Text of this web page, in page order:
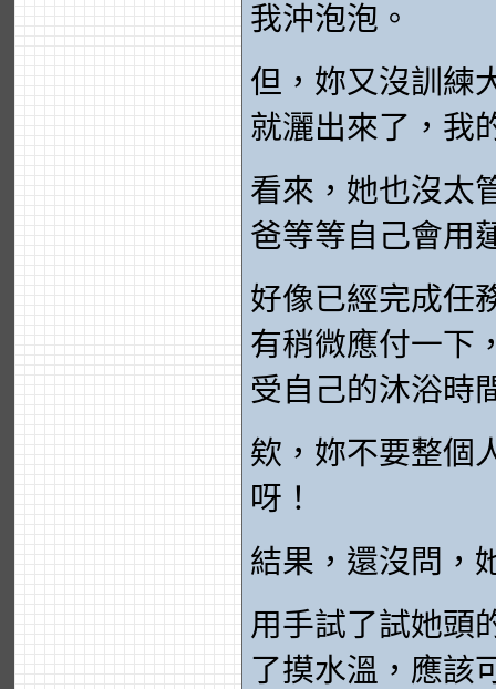
我沖泡泡。
但，妳又沒訓練
就灑出來了，我
看來，她也沒太
爸等等自己會用
好像已經完成任
有稍微應付一下
受自己的沐浴時
欸，妳不要整個
呀！
結果，還沒問，
用手試了試她頭
了摸水溫，應該